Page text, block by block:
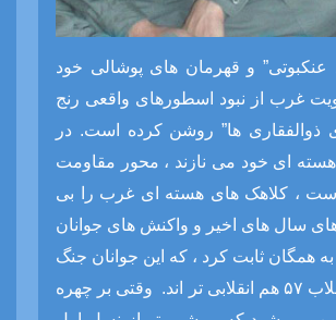
عنکبوتی” و قهرمان های پوشالی خود
غرب از نبود اسطورهای واقعی رنج
ذوالفقاری ها” روشن کرده است. در
هسته ای خود می نازند ، محور مقاومت
، کلاهک های هسته ای غرب را بی
سال های اخیر و واکنش های جوانان
همگان ثابت کرد ، که این جوانان جنگ
اند.
وقتی بر چهره